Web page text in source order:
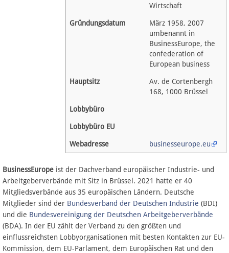
Anmelden
Datenschutz
Über Lobbypedia
Wirtschaft
Gründungsdatum
März 1958, 2007
umbenannt in
BusinessEurope, the
confederation of
European business
Hauptsitz
Av. de Cortenbergh
168, 1000 Brüssel
Lobbybüro
Lobbybüro EU
Webadresse businesseurope.eu
BusinessEurope ist der Dachverband europäischer Industrie- und
Arbeitgeberverbände mit Sitz in Brüssel. 2021 hatte er 40
Mitgliedsverbände aus 35 europäischen Ländern. Deutsche
Mitglieder sind der Bundesverband der Deutschen Industrie (BDI)
und die Bundesvereinigung der Deutschen Arbeitgeberverbände
(BDA). In der EU zählt der Verband zu den größten und
einflussreichsten Lobbyorganisationen mit besten Kontakten zur EU-
Kommission, dem EU-Parlament, dem Europäischen Rat und den